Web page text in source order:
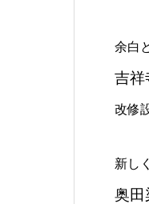
余白
吉祥
改修
新し
奥田